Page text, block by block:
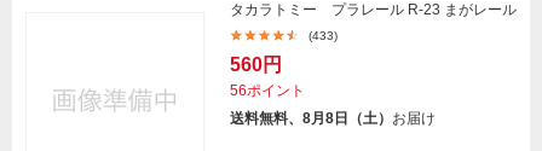
タカラトミー プラレール R-23 まがレール
(433)
560円
56ポイント
送料無料、8月8日（土） お届け